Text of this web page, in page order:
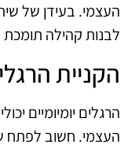
העצמי. בעידן של
לבנות קהילה
הקניית
הרגלים יומיומיים
העצמי. חשוב לפתח